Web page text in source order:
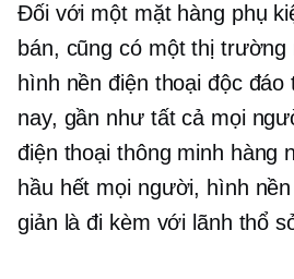
Đối với một mặt hàng phụ
bán, cũng có một thị
hình nền điện thoại độc đáo
nay, gần như tất cả mọi
điện thoại thông minh hàng
hầu hết mọi người, hình
giản là đi kèm với lãnh thổ